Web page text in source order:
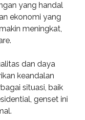
yang handal
ekonomi yang
meningkat,
dan daya
keandalan
situasi, baik
genset ini